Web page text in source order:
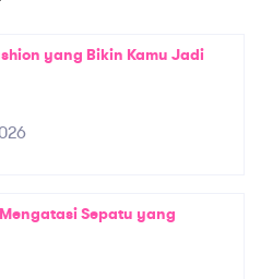
yang Bikin Kamu Jadi
Sepatu yang